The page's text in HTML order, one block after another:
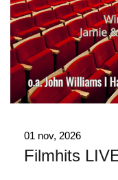
01 nov, 2026
Filmhits